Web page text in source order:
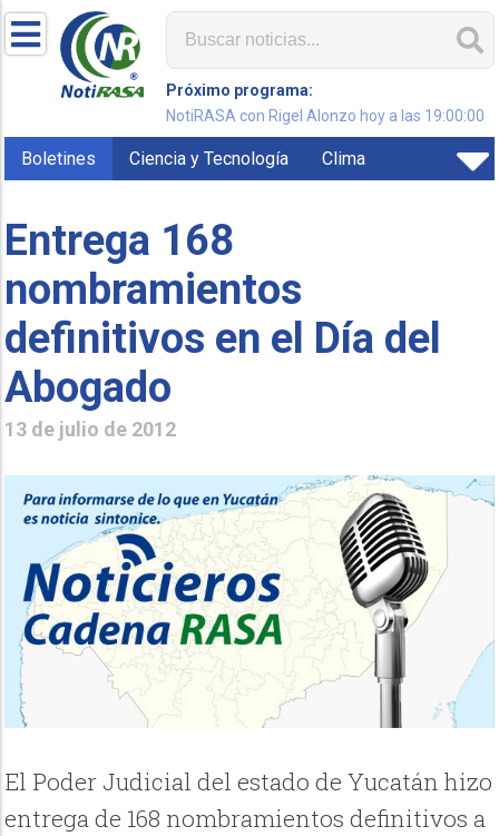
Próximo programa:
NotiRASA con Rigel Alonzo hoy a las 19:00:00
Boletines Ciencia y Tecnología Clima
Entrega 168
nombramientos
definitivos en el Día del
Abogado
13 de julio de 2012
El Poder Judicial del estado de Yucatán hizo
entrega de 168 nombramientos definitivos a